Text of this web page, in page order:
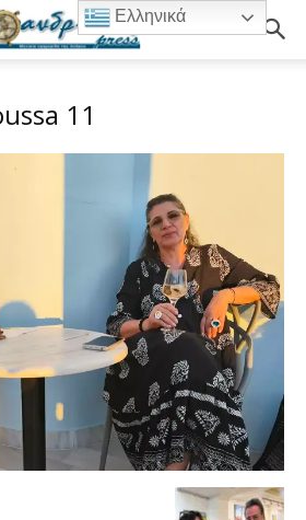
11
Ελληνικά